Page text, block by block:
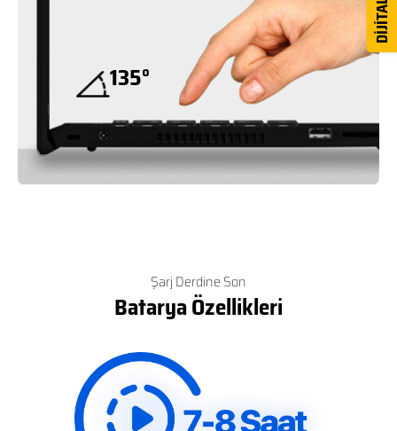
135°
Şarj Derdine Son
Batarya Özellikleri